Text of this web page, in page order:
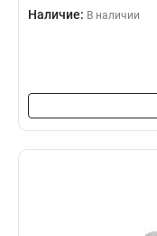
Наличие: В наличии